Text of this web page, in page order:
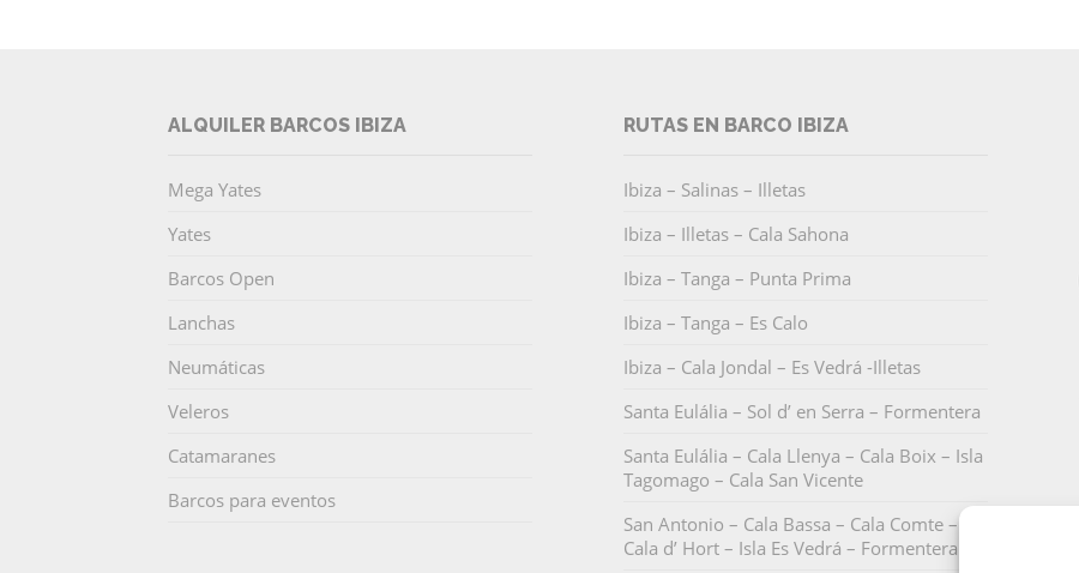
ALQUILER BARCOS IBIZA
Mega Yates
Yates
Barcos Open
Lanchas
Neumáticas
Veleros
Catamaranes
Barcos para eventos
RUTAS EN BARCO IBIZA
Ibiza – Salinas – Illetas
Ibiza – Illetas – Cala Sahona
Ibiza – Tanga – Punta Prima
Ibiza – Tanga – Es Calo
Ibiza – Cala Jondal – Es Vedrá -Illetas
Santa Eulália – Sol d’ en Serra – Formentera
Santa Eulália – Cala Llenya – Cala Boix – Isla
Tagomago – Cala San Vicente
San Antonio – Cala Bassa – Cala Comte –
Cala d’ Hort – Isla Es Vedrá – Formentera